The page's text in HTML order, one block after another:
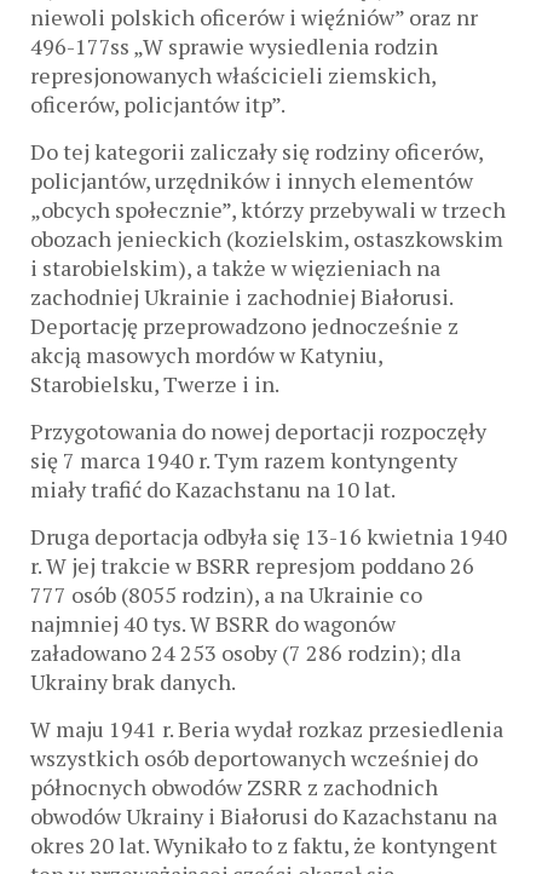
niewoli polskich oficerów i więźniów” oraz nr
496-177ss „W sprawie wysiedlenia rodzin
represjonowanych właścicieli ziemskich,
oficerów, policjantów itp”.
Do tej kategorii zaliczały się rodziny oficerów,
policjantów, urzędników i innych elementów
„obcych społecznie”, którzy przebywali w trzech
obozach jenieckich (kozielskim, ostaszkowskim
i starobielskim), a także w więzieniach na
zachodniej Ukrainie i zachodniej Białorusi.
Deportację przeprowadzono jednocześnie z
akcją masowych mordów w Katyniu,
Starobielsku, Twerze i in.
Przygotowania do nowej deportacji rozpoczęły
się 7 marca 1940 r. Tym razem kontyngenty
miały trafić do Kazachstanu na 10 lat.
Druga deportacja odbyła się 13-16 kwietnia 1940
r. W jej trakcie w BSRR represjom poddano 26
777 osób (8055 rodzin), a na Ukrainie co
najmniej 40 tys. W BSRR do wagonów
załadowano 24 253 osoby (7 286 rodzin); dla
Ukrainy brak danych.
W maju 1941 r. Beria wydał rozkaz przesiedlenia
wszystkich osób deportowanych wcześniej do
północnych obwodów ZSRR z zachodnich
obwodów Ukrainy i Białorusi do Kazachstanu na
okres 20 lat. Wynikało to z faktu, że kontyngent